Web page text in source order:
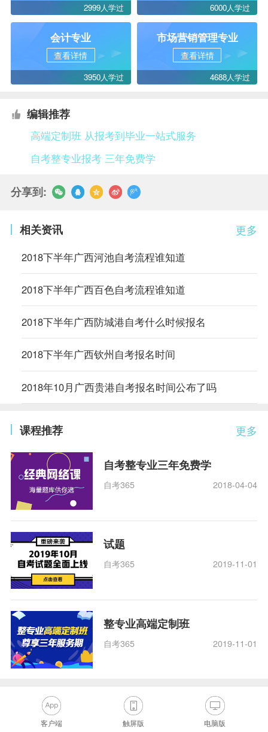
2999人学过 6000人学过
会计专业
查看详情
3950人学过
市场营销管理专业
查看详情
4688人学过
编辑推荐
高端定制班 从报考到毕业一站式服务
自考整专业报考 三年免费学
分享到:
更多
相关资讯
2018下半年广西河池自考流程谁知道
2018下半年广西百色自考流程谁知道
2018下半年广西防城港自考什么时候报名
2018下半年广西钦州自考报名时间
2018年10月广西贵港自考报名时间公布了吗
更多
课程推荐
自考整专业三年免费学
自考365 2018-04-04
试题
自考365 2019-11-01
整专业高端定制班
自考365 2019-11-01
客户端 触屏版 电脑版